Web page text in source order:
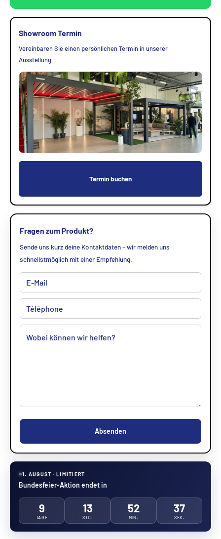
Showroom Termin
Vereinbaren Sie einen persönlichen Termin in unserer
Ausstellung.
Termin buchen
Fragen zum Produkt?
Sende uns kurz deine Kontaktdaten – wir melden uns
schnellstmöglich mit einer Empfehlung.
Absenden
1. AUGUST · LIMITIERT
Bundesfeier-Aktion endet in
9
TAGE
13
STD.
52
MIN.
37
SEK.